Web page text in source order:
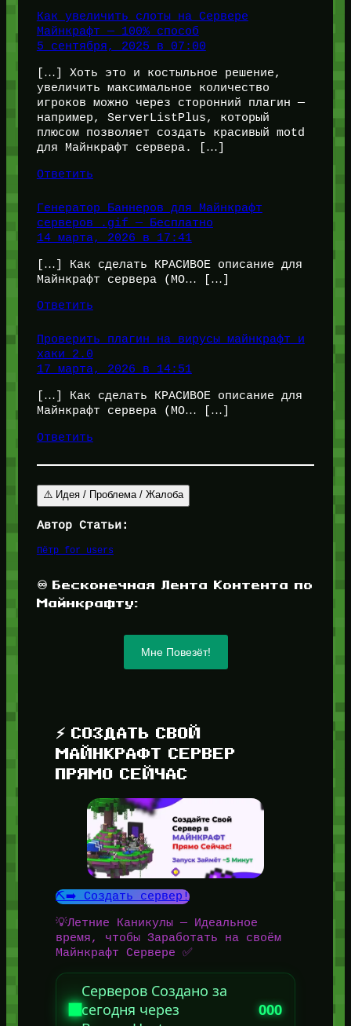
Как увеличить слоты на Сервере
Майнкрафт — 100% способ
5 сентября, 2025 в 07:00
[…] Хоть это и костыльное решение,
увеличить максимальное количество
игроков можно через сторонний плагин —
например, ServerListPlus, который
плюсом позволяет создать красивый motd
для Майнкрафт сервера. […]
Ответить
Генератор Баннеров для Майнкрафт
серверов .gif — Бесплатно
14 марта, 2026 в 17:41
[…] Как сделать КРАСИВОЕ описание для
Майнкрафт сервера (MO… […]
Ответить
Проверить плагин на вирусы майнкрафт и
хаки 2.0
17 марта, 2026 в 14:51
[…] Как сделать КРАСИВОЕ описание для
Майнкрафт сервера (MO… […]
Ответить
⚠️ Идея / Проблема / Жалоба
Автор Статьи:
Пётр for_users
♾️ Бесконечная Лента Контента по
Майнкрафту:
Мне Повезёт!
⚡ СОЗДАТЬ СВОЙ
МАЙНКРАФТ СЕРВЕР
ПРЯМО СЕЙЧАС
⛏️➡️ Создать сервер!
💡Летние Каникулы — Идеальное
время, чтобы Заработать на своём
Майнкрафт Сервере ✅
Серверов Создано за
сегодня через
000